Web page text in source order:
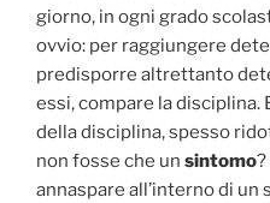
giorno, in ogni grado
ovvio: per raggiungere
predisporre altrettanto
essi, compare la disciplina.
della disciplina, spesso
non fosse che un sintomo
annaspare all’interno di un